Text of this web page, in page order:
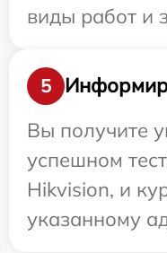
виды работ и
5
Вы получите
успешном
Hikvision, и
указанному